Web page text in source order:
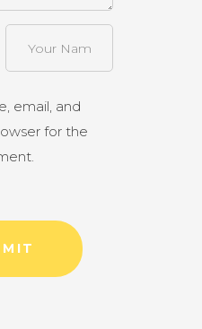
email, and
for the